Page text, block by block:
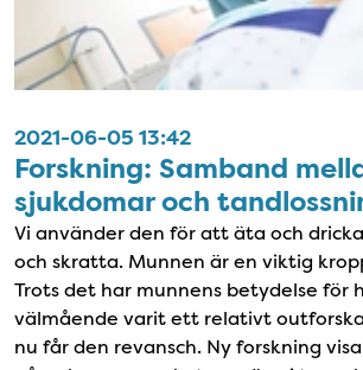
2021-06-05 13:42
Forskning: Samband
sjukdomar och
Vi använder den för att äta och
och skratta. Munnen är en viktig
Trots det har munnens betydelse för
välmående varit ett relativt
nu får den revansch. Ny forskning